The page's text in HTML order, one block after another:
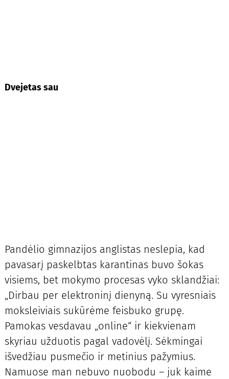
Dvejetas sau
Pandėlio gimnazijos anglistas neslepia, kad
pavasarį paskelbtas karantinas buvo šokas
visiems, bet mokymo procesas vyko sklandžiai:
„Dirbau per elektroninį dienyną. Su vyresniais
moksleiviais sukūrėme feisbuko grupę.
Pamokas vesdavau „online“ ir kiekvienam
skyriau užduotis pagal vadovėlį. Sėkmingai
išvedžiau pusmečio ir metinius pažymius.
Namuose man nebuvo nuobodu – juk kaime